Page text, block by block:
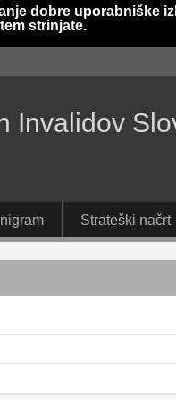
dobre uporabniške
strinjate.
Invalidov
Strateški načrt